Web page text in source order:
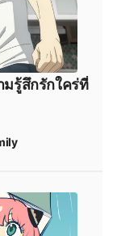
หนังสือการ์ตูน
สปายแฟมิลี่_121
าสุด
นล่าสุด
มรู้สึกรักใคร่ที่
มังงะ